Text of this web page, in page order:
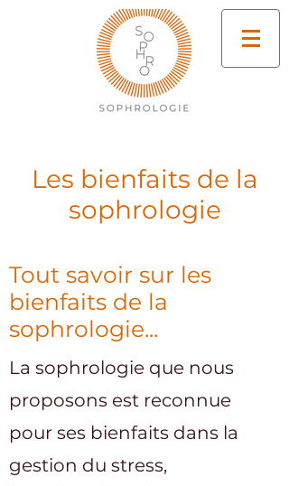
Les bienfaits de la
sophrologie
Tout savoir sur les
bienfaits de la
sophrologie...
La sophrologie que nous
proposons est reconnue
pour ses bienfaits dans la
gestion du stress,